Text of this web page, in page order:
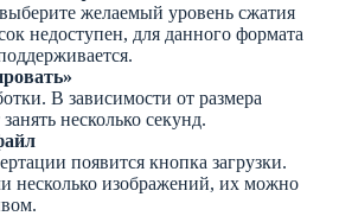
желаемый уровень сжатия
недоступен, для данного формата
В зависимости от размера
несколько секунд.
появится кнопка загрузки.
несколько изображений, их можно